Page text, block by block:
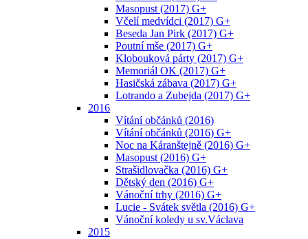
Masopust (2017) G+
Včelí medvídci (2017) G+
Beseda Jan Pirk (2017) G+
Poutní mše (2017) G+
Klobouková párty (2017) G+
Memoriál OK (2017) G+
Hasičská zábava (2017) G+
Lotrando a Zubejda (2017) G+
2016
Vítání občánků (2016)
Vítání občánků (2016) G+
Noc na Káranštejně (2016) G+
Masopust (2016) G+
Strašidlovačka (2016) G+
Dětský den (2016) G+
Vánoční trhy (2016) G+
Lucie - Svátek světla (2016) G+
Vánoční koledy u sv.Václava
2015